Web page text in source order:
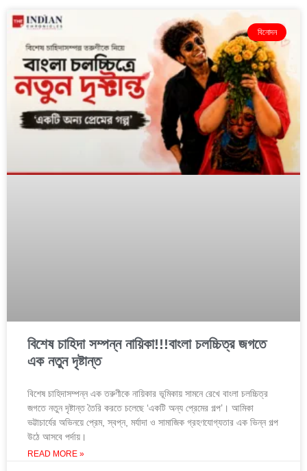
বিনোদন
বিশেষ চাহিদা সম্পন্ন নায়িকা!!!বাংলা চলচ্চিত্র জগতে
এক নতুন দৃষ্টান্ত
বিশেষ চাহিদাসম্পন্ন এক তরুণীকে নায়িকার ভূমিকায় সামনে রেখে বাংলা চলচ্চিত্র
জগতে নতুন দৃষ্টান্ত তৈরি করতে চলেছে ‘একটি অন্য প্রেমের গল্প’। আমিকা
ভট্টাচার্যের অভিনয়ে প্রেম, স্বপ্ন, মর্যাদা ও সামাজিক গ্রহণযোগ্যতার এক ভিন্ন গল্প
উঠে আসবে পর্দায়।
READ MORE »